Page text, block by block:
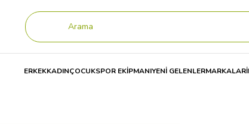
ERKEKKADINÇOCUKSPOR EKİPMANIYENİ GELENLERMARKALAR